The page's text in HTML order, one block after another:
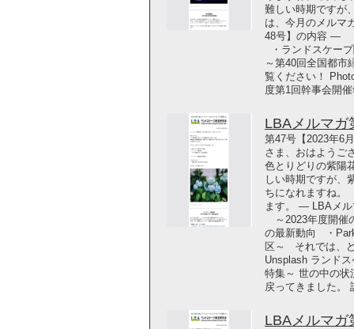
難しい時期ですが
は、今月のメルマ
48号】の内容 ―
・ランドスケー
～第40回全国都
覧ください！
度第1回幹事会開
LBAメルマガ
第47号【2023年6
さま、おはようご
色とりどりの紫陽
しい時期ですが、
ちになれますね。
ます。 ― LBAメ
～2023年度開催
の最新動向 ・
区～ それでは、
Unsplash ランド
特集～ 世の中の状
戻ってきました。
LBAメルマガ